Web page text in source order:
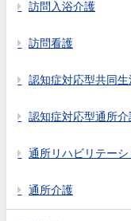
訪問入浴介護
訪問看護
認知症対応型共同生
認知症対応型通所介
通所リハビリテーシ
通所介護